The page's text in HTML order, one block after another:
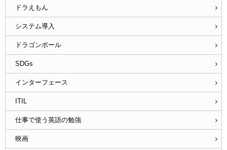
ドラえもん
システム導入
ドラゴンボール
SDGs
インターフェース
ITIL
仕事で使う英語の勉強
映画